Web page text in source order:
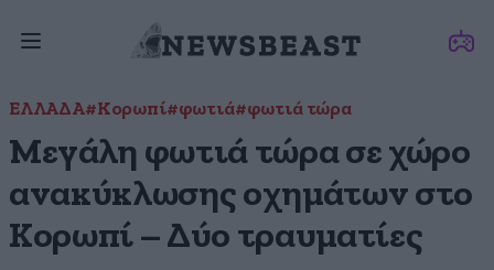
ΕΛΛΑΔΑ#Κορωπί#φωτιά#φωτιά τώρα
Μεγάλη φωτιά τώρα σε χώρο
ανακύκλωσης οχημάτων στο
Κορωπί – Δύο τραυματίες